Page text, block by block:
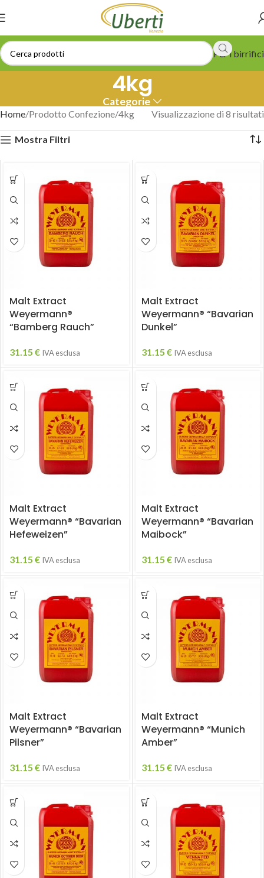
Per i birrifici
4kg
Categorie
Home Prodotto Confezione 4kg Visualizzazione di 8 risultati
Mostra Filtri
Malt Extract
Weyermann®
“Bamberg Rauch”
31.15 € IVA esclusa
Malt Extract
Weyermann® “Bavarian
Dunkel”
31.15 € IVA esclusa
Malt Extract
Weyermann® “Bavarian
Hefeweizen”
31.15 € IVA esclusa
Malt Extract
Weyermann® “Bavarian
Maibock”
31.15 € IVA esclusa
Malt Extract
Weyermann® “Bavarian
Pilsner”
31.15 € IVA esclusa
Malt Extract
Weyermann® “Munich
Amber”
31.15 € IVA esclusa